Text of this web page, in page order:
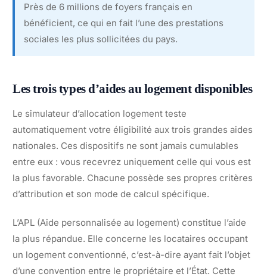
Près de 6 millions de foyers français en
bénéficient, ce qui en fait l’une des prestations
sociales les plus sollicitées du pays.
Les trois types d’aides au logement disponibles
Le simulateur d’allocation logement teste
automatiquement votre éligibilité aux trois grandes aides
nationales. Ces dispositifs ne sont jamais cumulables
entre eux : vous recevrez uniquement celle qui vous est
la plus favorable. Chacune possède ses propres critères
d’attribution et son mode de calcul spécifique.
L’APL (Aide personnalisée au logement) constitue l’aide
la plus répandue. Elle concerne les locataires occupant
un logement conventionné, c’est-à-dire ayant fait l’objet
d’une convention entre le propriétaire et l’État. Cette